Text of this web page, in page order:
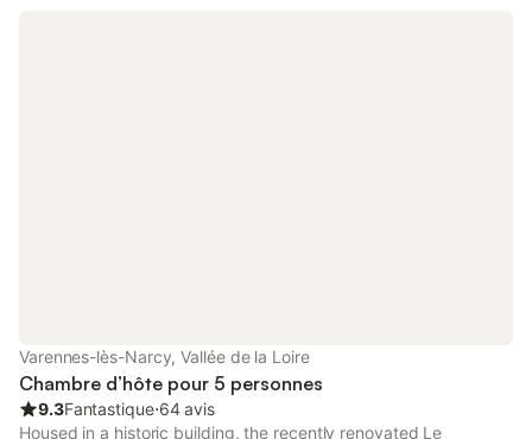
Varennes-lès-Narcy, Vallée de la Loire
Chambre d’hôte pour 5 personnes
9.3Fantastique⋅64 avis
Housed in a historic building, the recently renovated Le